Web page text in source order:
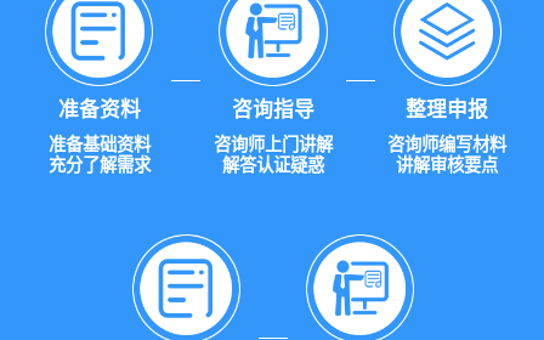
准备资料
准备基础资料
充分了解需求
咨询指导
咨询师上门讲解
解答认证疑惑
整理申报
咨询师编写材料
讲解审核要点